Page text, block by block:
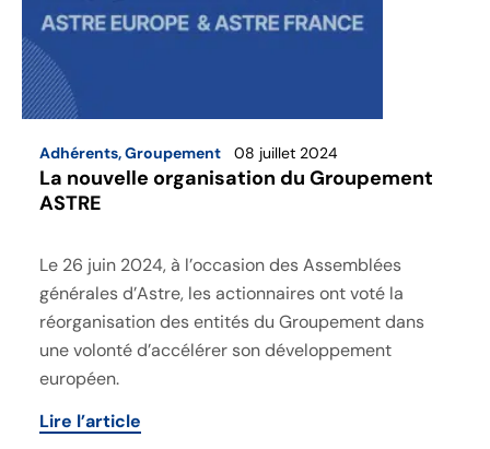
Adhérents,Groupement 08 juillet 2024
La nouvelle organisation du Groupement
ASTRE
Le 26 juin 2024, à l’occasion des Assemblées
générales d’Astre, les actionnaires ont voté la
réorganisation des entités du Groupement dans
une volonté d’accélérer son développement
européen.
Lire l’article